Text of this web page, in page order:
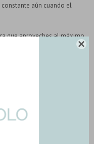

aún cuando el
que aproveches al máximo
abatible que te permitirán
de filtro lo que te
cocinar, preparate un té,